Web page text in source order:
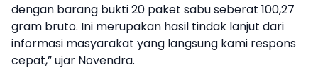
dengan barang bukti 20 paket sabu seberat 100,27
gram bruto. Ini merupakan hasil tindak lanjut dari
informasi masyarakat yang langsung kami respons
cepat,” ujar Novendra.